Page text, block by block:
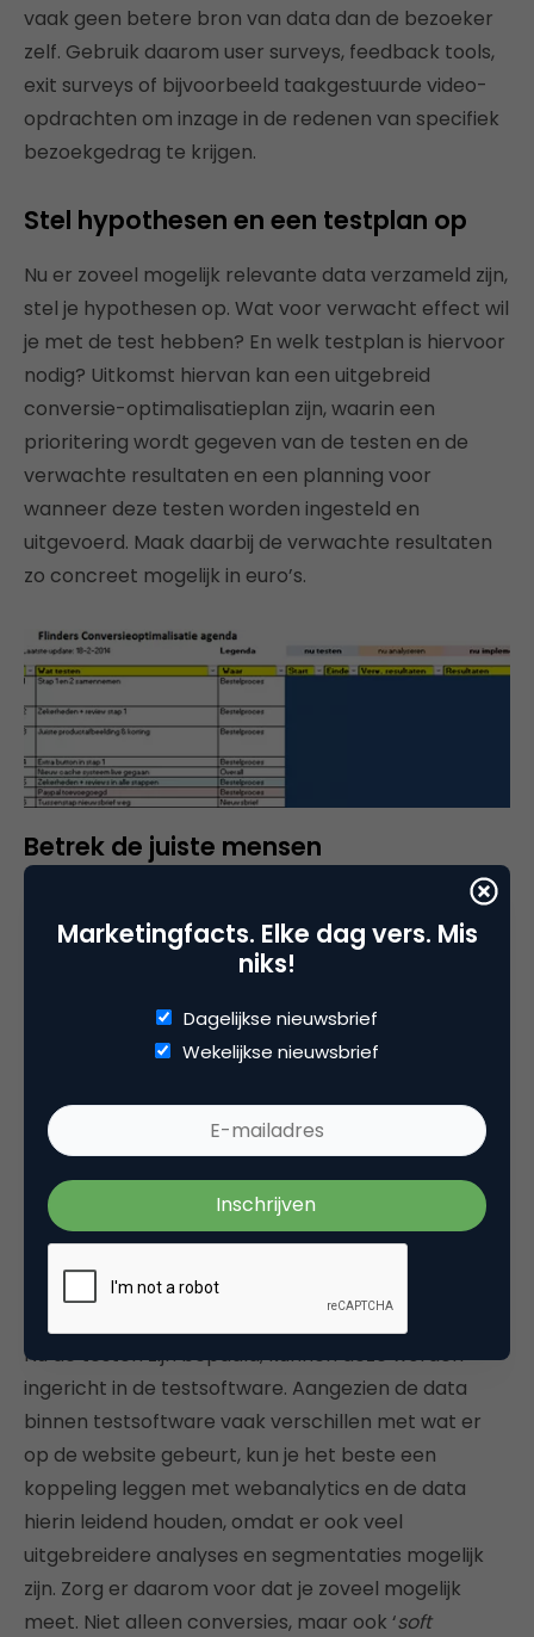
vaak geen betere bron van data dan de bezoeker
zelf. Gebruik daarom user surveys, feedback tools,
exit surveys of bijvoorbeeld taakgestuurde video-
opdrachten om inzage in de redenen van specifiek
bezoekgedrag te krijgen.
Stel hypothesen en een testplan op
Nu er zoveel mogelijk relevante data verzameld zijn,
stel je hypothesen op. Wat voor verwacht effect wil
je met de test hebben? En welk testplan is hiervoor
nodig? Uitkomst hiervan kan een uitgebreid
conversie-optimalisatieplan zijn, waarin een
prioritering wordt gegeven van de testen en de
verwachte resultaten en een planning voor
wanneer deze testen worden ingesteld en
uitgevoerd. Maak daarbij de verwachte resultaten
zo concreet mogelijk in euro’s.
Betrek de juiste mensen
Hoewel je met testsoftware zoals Visual Website
Optimizer en Optimizely enorm veel techniek van IT
marketing en development om na positieve
testresultaten de testvariant ook te
implementeren. Toch blijkt dat
conversieoptimalisatie nog vaak ´iets erbij´ is op het
nog zeer beperkt worden betrokken.
Richt de test in en maak alles
meetbaar
Nu de testen zijn bepaald, kunnen deze worden
ingericht in de testsoftware. Aangezien de data
binnen testsoftware vaak verschillen met wat er
op de website gebeurt, kun je het beste een
koppeling leggen met webanalytics en de data
hierin leidend houden, omdat er ook veel
uitgebreidere analyses en segmentaties mogelijk
zijn. Zorg er daarom voor dat je zoveel mogelijk
meet. Niet alleen conversies, maar ook ‘soft
Marketingfacts. Elke dag vers. Mis
niks!
Dagelijkse nieuwsbrief
Wekelijkse nieuwsbrief